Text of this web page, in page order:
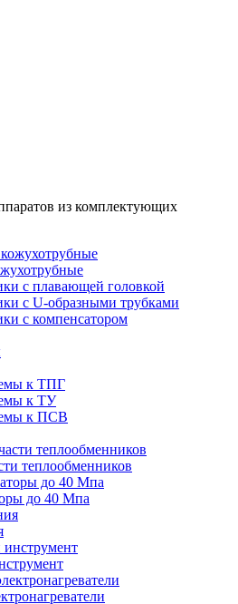
из комплектующих
с плавающей головкой
с U-образными трубками
с компенсатором
к ТПГ
к ТУ
к ПСВ
теплообменников
до 40 Мпа